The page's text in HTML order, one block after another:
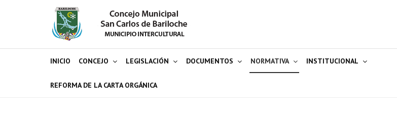
INICIO CONCEJO LEGISLACIÓN DOCUMENTOS NORMATIVA INSTITUCIONAL
REFORMA DE LA CARTA ORGÁNICA